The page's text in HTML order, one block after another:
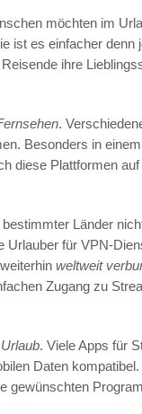
möchten im
ist es einfacher denn
ihre
.
Besonders in
diese Plattformen
Länder
Urlauber für VPN-
weltweit
Zugang zu
. Viele Apps für
Daten
gewünschten